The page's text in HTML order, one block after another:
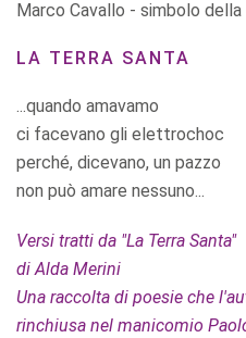
Marco Cavallo - simbolo
LA TERRA SANTA
...quando amavamo
ci facevano gli elettrochoc
perché, dicevano, un pazzo
non può amare nessuno...
Versi tratti da "La Terra Santa"
di Alda Merini
Una raccolta di poesie che
rinchiusa nel manicomio